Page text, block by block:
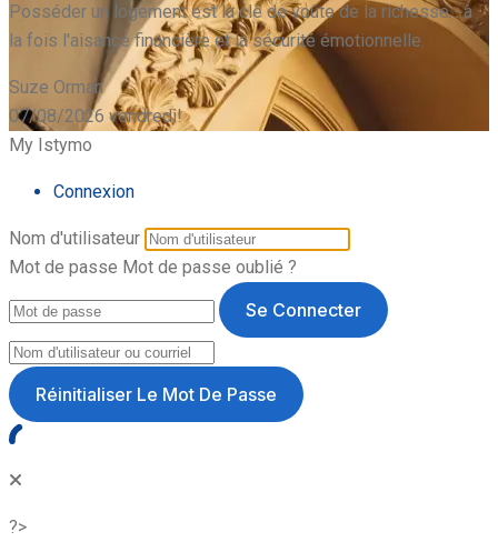
Posséder un logement est la clé de voûte de la richesse... à
la fois l'aisance financière et la sécurité émotionnelle.
Suze Orman
07/08/2026 vendredi!
My Istymo
Connexion
Nom d'utilisateur
Mot de passe Mot de passe oublié ?
Se Connecter
Réinitialiser Le Mot De Passe
?>